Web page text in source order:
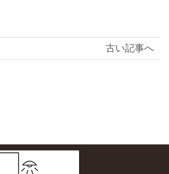
古い記事へ